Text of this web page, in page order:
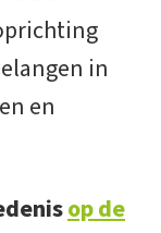
in
en
op de